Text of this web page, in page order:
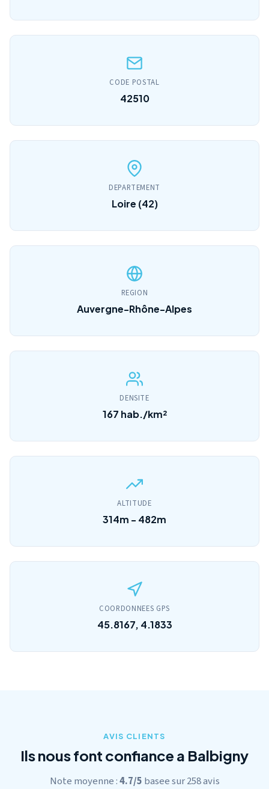
CODE POSTAL
42510
DEPARTEMENT
Loire (42)
REGION
Auvergne-Rhône-Alpes
DENSITE
167 hab./km²
ALTITUDE
314m - 482m
COORDONNEES GPS
45.8167, 4.1833
AVIS CLIENTS
Ils nous font confiance a Balbigny
Note moyenne :4.7/5 basee sur 258 avis